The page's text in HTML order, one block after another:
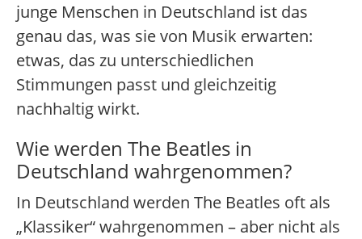
junge Menschen in Deutschland ist das
genau das, was sie von Musik erwarten:
etwas, das zu unterschiedlichen
Stimmungen passt und gleichzeitig
nachhaltig wirkt.
Wie werden The Beatles in
Deutschland wahrgenommen?
In Deutschland werden The Beatles oft als
„Klassiker“ wahrgenommen – aber nicht als